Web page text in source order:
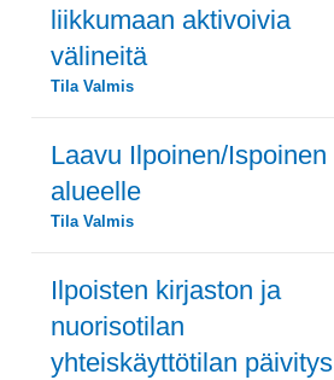
liikkumaan aktivoivia
välineitä
Tila Valmis
Laavu Ilpoinen/Ispoinen
alueelle
Tila Valmis
Ilpoisten kirjaston ja
nuorisotilan
yhteiskäyttötilan päivitys